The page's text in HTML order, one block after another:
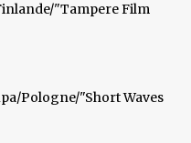
"Tampere Film
Pologne/"Short Waves